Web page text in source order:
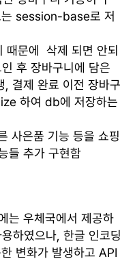
는 session-base로 저
때문에 삭제 되면 안되
후 장바구니에 담은
, 결제 완료 이전 장바구
하여 db에 저장하는
사은품 기능 등을 쇼핑
들 추가 구현함
는 우체국에서 제공하
하였으나, 한글 인코딩
변화가 발생하고 API